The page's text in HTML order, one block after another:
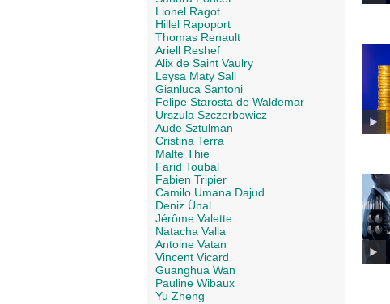
Lionel Ragot
Hillel Rapoport
Thomas Renault
Ariell Reshef
Alix de Saint Vaulry
Leysa Maty Sall
Gianluca Santoni
Felipe Starosta de Waldemar
Urszula Szczerbowicz
Aude Sztulman
Cristina Terra
Malte Thie
Farid Toubal
Fabien Tripier
Camilo Umana Dajud
Deniz Ünal
Jérôme Valette
Natacha Valla
Antoine Vatan
Vincent Vicard
Guanghua Wan
Pauline Wibaux
Yu Zheng